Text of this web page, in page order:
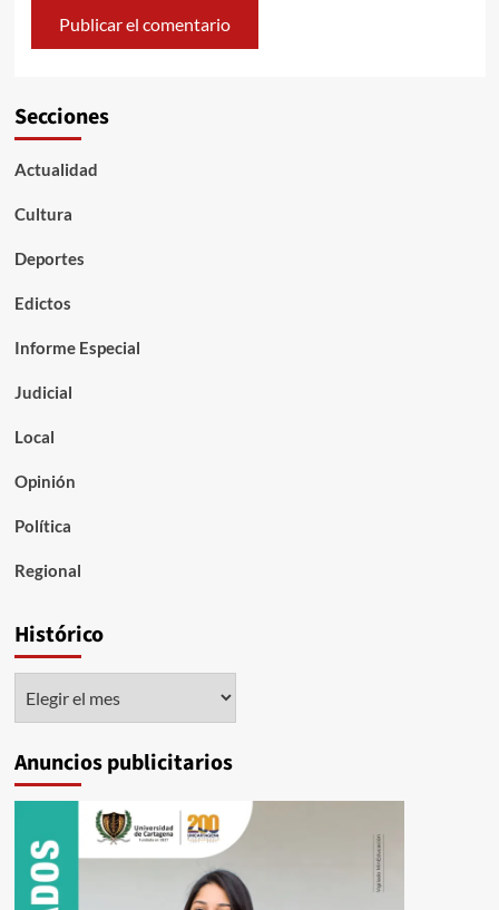
Secciones
Actualidad
Cultura
Deportes
Edictos
Informe Especial
Judicial
Local
Opinión
Política
Regional
Histórico
Anuncios publicitarios